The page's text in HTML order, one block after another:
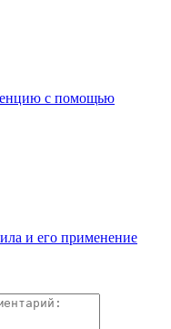
с помощью
и его применение